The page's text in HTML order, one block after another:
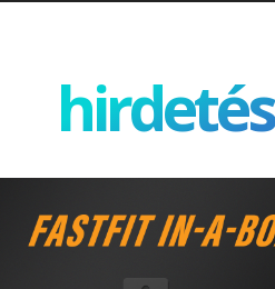
hirdetés